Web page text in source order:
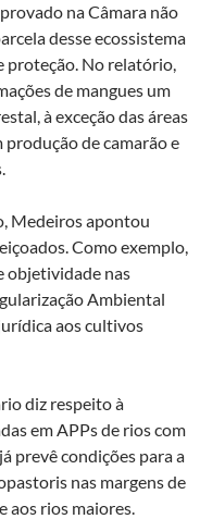
na Câmara não
desse ecossistema
proteção. No relatório,
de mangues um
à exceção das áreas
de camarão e
Medeiros apontou
Como exemplo,
objetividade nas
Ambiental
aos cultivos
diz respeito à
em APPs de rios com
prevê condições para a
nas margens de
aos rios maiores.